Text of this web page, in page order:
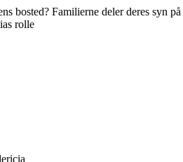
bosted? Familierne deler deres syn på
rolle